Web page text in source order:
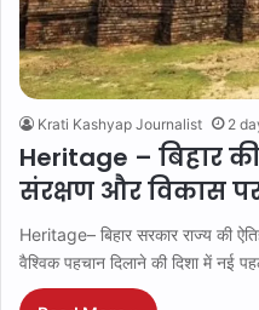
Krati Kashyap Journalist 2
Heritage – बिहार
संरक्षण और विकास
Heritage– बिहार सरकार राज्य की
वैश्विक पहचान दिलाने की दिशा में नई